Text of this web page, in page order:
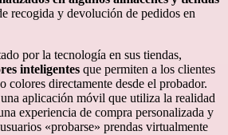
recogida y devolución de pedidos en
por la tecnología en sus tiendas,
inteligentes que permiten a los clientes
colores directamente desde el probador.
aplicación móvil que utiliza la realidad
experiencia de compra personalizada y
«probarse» prendas virtualmente